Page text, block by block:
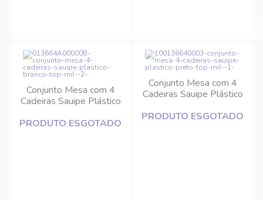
Conjunto Mesa com 4
Cadeiras Sauipe Plástico
PRODUTO ESGOTADO
Conjunto Mesa com 4
Cadeiras Sauipe Plástico
PRODUTO ESGOTADO